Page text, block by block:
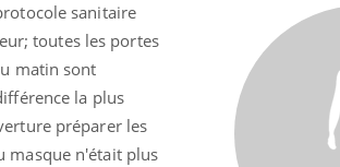
sanitaire
toutes les portes
matin sont
la plus
préparer les
masque n'était plus